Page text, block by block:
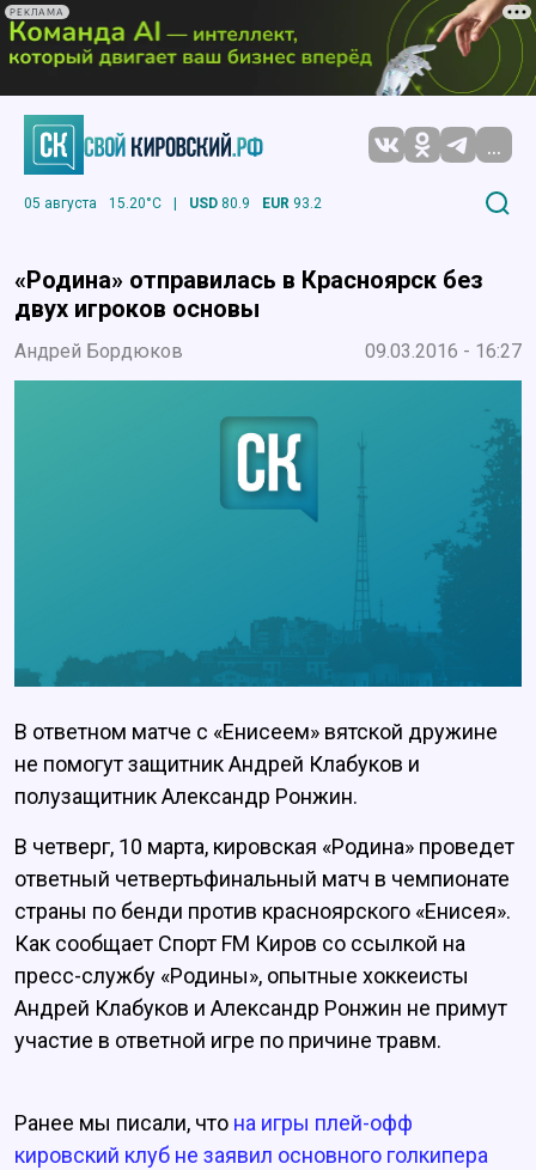
РЕКЛАМА
...
05 августа 15.20°C | USD 80.9 EUR 93.2
«Родина» отправилась в Красноярск без
двух игроков основы
Андрей Бордюков 09.03.2016 - 16:27
В ответном матче с «Енисеем» вятской дружине
не помогут защитник Андрей Клабуков и
полузащитник Александр Ронжин.
В четверг, 10 марта, кировская «Родина» проведет
ответный четвертьфинальный матч в чемпионате
страны по бенди против красноярского «Енисея».
Как сообщает Спорт FM Киров со ссылкой на
пресс-службу «Родины», опытные хоккеисты
Андрей Клабуков и Александр Ронжин не примут
участие в ответной игре по причине травм.
Ранее мы писали, что на игры плей-офф
кировский клуб не заявил основного голкипера